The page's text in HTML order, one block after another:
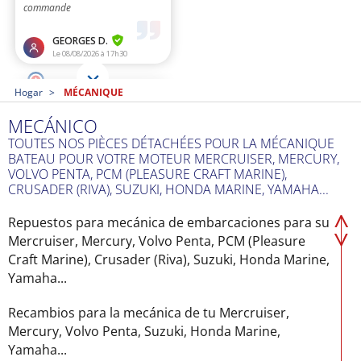
Hogar MÉCANIQUE
MECÁNICO
TOUTES NOS PIÈCES DÉTACHÉES POUR LA MÉCANIQUE
BATEAU POUR VOTRE MOTEUR MERCRUISER, MERCURY,
VOLVO PENTA, PCM (PLEASURE CRAFT MARINE),
CRUSADER (RIVA), SUZUKI, HONDA MARINE, YAMAHA...
Repuestos para mecánica de embarcaciones para su
Mercruiser, Mercury, Volvo Penta, PCM (Pleasure
Craft Marine), Crusader (Riva), Suzuki, Honda Marine,
Yamaha...
Recambios para la mecánica de tu Mercruiser,
Mercury, Volvo Penta, Suzuki, Honda Marine,
Yamaha...